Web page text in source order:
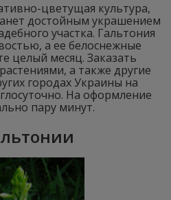
цветущая культура,
достойным украшением
участка. Гальтония
а ее белоснежные
целый месяц. Заказать
а также другие
городах Украины на
На оформление
пару минут.